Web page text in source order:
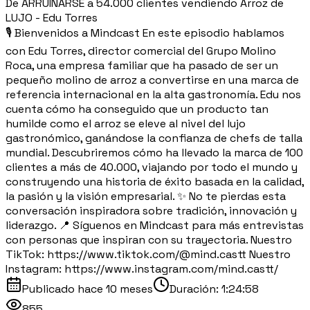
De ARRUINARSE a 54.000 clientes vendiendo Arroz de
LUJO - Edu Torres
🎙️ Bienvenidos a Mindcast En este episodio hablamos
con Edu Torres, director comercial del Grupo Molino
Roca, una empresa familiar que ha pasado de ser un
pequeño molino de arroz a convertirse en una marca de
referencia internacional en la alta gastronomía. Edu nos
cuenta cómo ha conseguido que un producto tan
humilde como el arroz se eleve al nivel del lujo
gastronómico, ganándose la confianza de chefs de talla
mundial. Descubriremos cómo ha llevado la marca de 100
clientes a más de 40.000, viajando por todo el mundo y
construyendo una historia de éxito basada en la calidad,
la pasión y la visión empresarial. ✨ No te pierdas esta
conversación inspiradora sobre tradición, innovación y
liderazgo. 📍 Síguenos en Mindcast para más entrevistas
con personas que inspiran con su trayectoria. Nuestro
TikTok: https://www.tiktok.com/@mind.castt Nuestro
Instagram: https://www.instagram.com/mind.castt/
Publicado hace 10 meses Duración: 1:24:58